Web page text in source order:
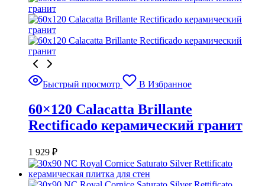
Быстрый просмотр В Избранное
60×120 Calacatta Brillante
Rectificado керамический гранит
1 929 ₽